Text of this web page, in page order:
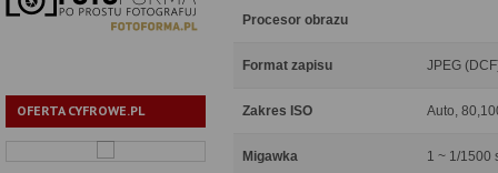
OFERTA CYFROWE.PL
Procesor obrazu
Format zapisu JPEG
Zakres ISO Auto,
Migawka 1 ~ 1/1500